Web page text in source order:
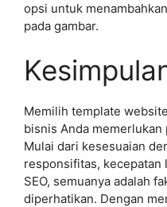
opsi untuk
pada gambar.
Memilih template
bisnis Anda
Mulai dari kesesuaian
responsifitas, kecepatan
SEO, semuanya adalah
diperhatikan. Dengan